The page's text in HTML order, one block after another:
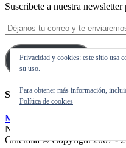
Suscribete a nuestra newsletter
Déjanos
tu
correo
y
te
las
noticias
Suscribirse
Síguenos en Twitter
Mis tuits
Noticias de cine y de series de
Cineralia © Copyright 2007 -
Privacidad y cookies: este sitio usa
su uso.
Para obtener más información,
Política de cookies